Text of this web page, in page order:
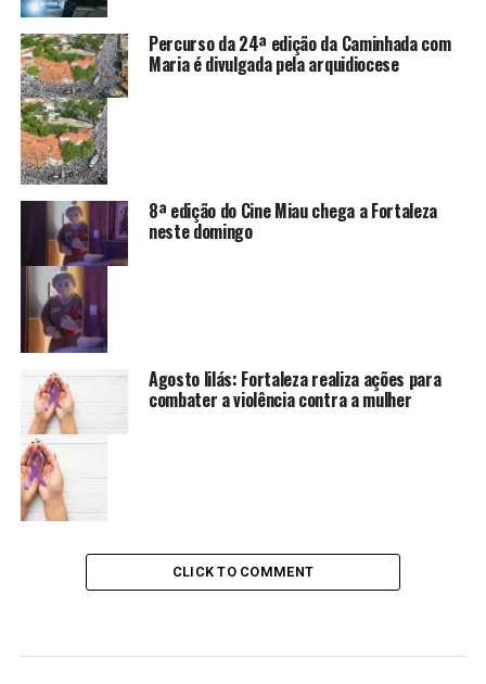
Percurso da 24ª edição da Caminhada com
Maria é divulgada pela arquidiocese
8ª edição do Cine Miau chega a Fortaleza
neste domingo
Agosto lilás: Fortaleza realiza ações para
combater a violência contra a mulher
CLICK TO COMMENT